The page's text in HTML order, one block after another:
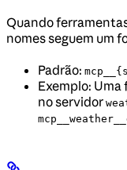
Quando
nomes seguem um
Padrão:
Exemplo:
no servidor